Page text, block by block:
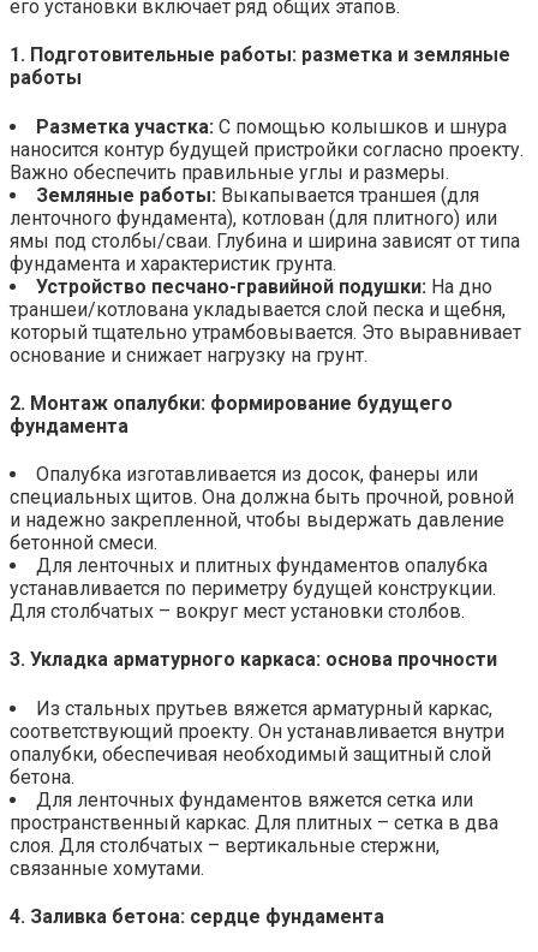
его установки включает ряд общих этапов.
1. Подготовительные работы: разметка и земляные
работы
Разметка участка: С помощью колышков и шнура
наносится контур будущей пристройки согласно проекту.
Важно обеспечить правильные углы и размеры.
Земляные работы: Выкапывается траншея (для
ленточного фундамента), котлован (для плитного) или
ямы под столбы/сваи. Глубина и ширина зависят от типа
фундамента и характеристик грунта.
Устройство песчано-гравийной подушки: На дно
траншеи/котлована укладывается слой песка и щебня,
который тщательно утрамбовывается. Это выравнивает
основание и снижает нагрузку на грунт.
2. Монтаж опалубки: формирование будущего
фундамента
Опалубка изготавливается из досок, фанеры или
специальных щитов. Она должна быть прочной, ровной
и надежно закрепленной, чтобы выдержать давление
бетонной смеси.
Для ленточных и плитных фундаментов опалубка
устанавливается по периметру будущей конструкции.
Для столбчатых – вокруг мест установки столбов.
3. Укладка арматурного каркаса: основа прочности
Из стальных прутьев вяжется арматурный каркас,
соответствующий проекту. Он устанавливается внутри
опалубки, обеспечивая необходимый защитный слой
бетона.
Для ленточных фундаментов вяжется сетка или
пространственный каркас. Для плитных – сетка в два
слоя. Для столбчатых – вертикальные стержни,
связанные хомутами.
4. Заливка бетона: сердце фундамента